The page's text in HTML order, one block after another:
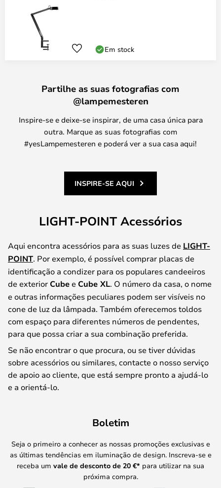
Em stock
Partilhe as suas fotografias com
@lampemesteren
Inspire-se e deixe-se inspirar, de uma casa única para
outra. Marque as suas fotografias com
#yesLampemesteren e poderá ver a sua casa aqui!
INSPIRE-SE AQUI
LIGHT-POINT Acessórios
Aqui encontra acessórios para as suas luzes de LIGHT-
POINT. Por exemplo, é possível comprar placas de
identificação a condizer para os populares candeeiros
de exterior Cubee Cube XL. O número da casa, o nome
e outras informações peculiares podem ser visíveis no
cone de luz da lâmpada. Também oferecemos toldos
com espaço para diferentes números de pendentes,
para que possa criar a sua combinação preferida.
Se não encontrar o que procura, ou se tiver dúvidas
sobre acessórios ou similares, contacte o nosso serviço
de apoio ao cliente, que está sempre pronto a ajudá-lo
e a orientá-lo.
Boletim
Seja o primeiro a conhecer as nossas promoções exclusivas e
as últimas tendências em iluminação de design. Inscreva-se e
receba um vale de desconto de 20 €* para utilizar na sua
próxima compra.